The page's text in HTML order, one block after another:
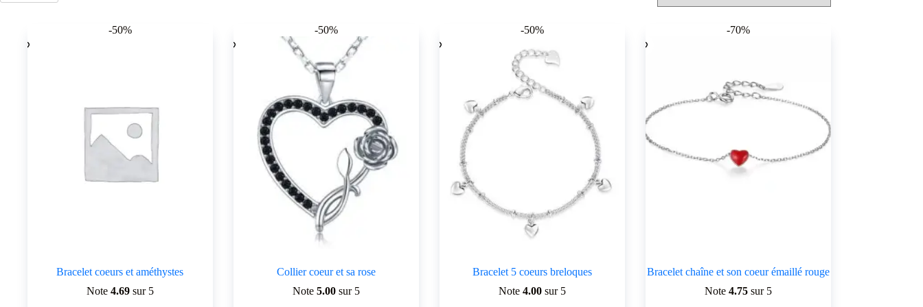
-50%
Bracelet coeurs et améthystes
Note 4.69sur 5
-50%
Collier coeur et sa rose
Note 5.00sur 5
-50%
Bracelet 5 coeurs breloques
Note 4.00sur 5
-70%
Bracelet chaîne et son coeur émaillé rouge
Note 4.75sur 5